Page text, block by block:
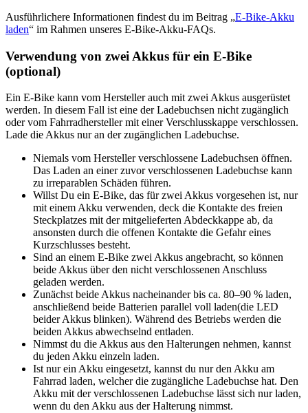
Ausführlichere Informationen findest du im Beitrag „E-Bike-Akku
laden“ im Rahmen unseres E-Bike-Akku-FAQs.
Verwendung von zwei Akkus für ein E-Bike
(optional)
Ein E-Bike kann vom Hersteller auch mit zwei Akkus ausgerüstet
werden. In diesem Fall ist eine der Ladebuchsen nicht zugänglich
oder vom Fahrradhersteller mit einer Verschlusskappe verschlossen.
Lade die Akkus nur an der zugänglichen Ladebuchse.
Niemals vom Hersteller verschlossene Ladebuchsen öffnen.
Das Laden an einer zuvor verschlossenen Ladebuchse kann
zu irreparablen Schäden führen.
Willst Du ein E-Bike, das für zwei Akkus vorgesehen ist, nur
mit einem Akku verwenden, deck die Kontakte des freien
Steckplatzes mit der mitgelieferten Abdeckkappe ab, da
ansonsten durch die offenen Kontakte die Gefahr eines
Kurzschlusses besteht.
Sind an einem E-Bike zwei Akkus angebracht, so können
beide Akkus über den nicht verschlossenen Anschluss
geladen werden.
Zunächst beide Akkus nacheinander bis ca. 80–90 % laden,
anschließend beide Batterien parallel voll laden(die LED
beider Akkus blinken). Während des Betriebs werden die
beiden Akkus abwechselnd entladen.
Nimmst du die Akkus aus den Halterungen nehmen, kannst
du jeden Akku einzeln laden.
Ist nur ein Akku eingesetzt, kannst du nur den Akku am
Fahrrad laden, welcher die zugängliche Ladebuchse hat. Den
Akku mit der verschlossenen Ladebuchse lässt sich nur laden,
wenn du den Akku aus der Halterung nimmst.